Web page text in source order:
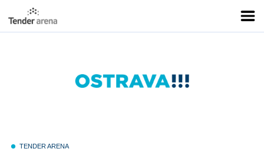
fiber_manual_record TENDER ARENA